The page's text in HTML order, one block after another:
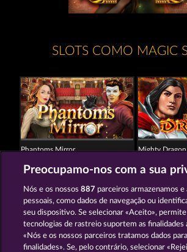
SLOTS COMO MAGIC
Phantoms Mirror Mighty Dragon
Creatures of the Night Crystal Ball
Preocupamo-nos com a sua
Nós e os nossos887 parceiros armazenamos e
pessoais, como dados de navegação ou
seu dispositivo. Se selecionar «Aceito», permite
tecnologias de rastreio suportem as finalidades
«Nós e os nossos parceiros tratamos dados
finalidades». Se, pelo contrário, selecionar